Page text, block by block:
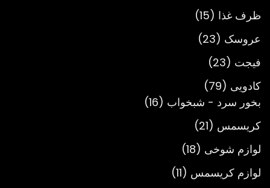
ظرف غذا 15
15
محصول
عروسک 23
23
فیجت 23
23
محصول
کادویی 79
79
محصول
بخور سرد - شبخواب 16
16
کریسمس 21
21
محصول
لوازم شوخی 18
18
محصول
لوازم کریسمس 11
11